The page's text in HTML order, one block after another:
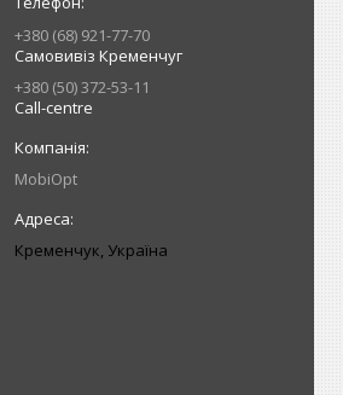
+380 (68) 921-77-70
Самовивіз Кременчуг
+380 (50) 372-53-11
Call-centre
MobiOpt
Кременчук, Україна